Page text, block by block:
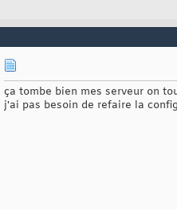
ça tombe bien mes serveur on
j'ai pas besoin de refaire la